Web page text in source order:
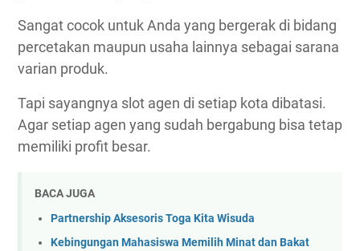
Sangat cocok untuk Anda yang bergerak di bidang
percetakan maupun usaha lainnya sebagai sarana
varian produk.
Tapi sayangnya slot agen di setiap kota dibatasi.
Agar setiap agen yang sudah bergabung bisa tetap
memiliki profit besar.
BACA JUGA
Partnership Aksesoris Toga Kita Wisuda
Kebingungan Mahasiswa Memilih Minat dan Bakat